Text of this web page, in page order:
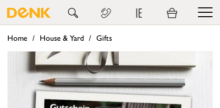
IE
Home House & Yard Gifts